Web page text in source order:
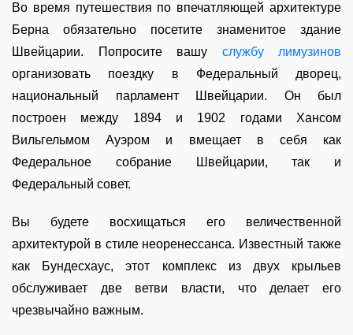
Во время путешествия по впечатляющей архитектуре
Берна обязательно посетите знаменитое здание
Швейцарии. Попросите вашу службу лимузинов
организовать поездку в Федеральный дворец,
национальный парламент Швейцарии. Он был
построен между 1894 и 1902 годами Хансом
Вильгельмом Ауэром и вмещает в себя как
Федеральное собрание Швейцарии, так и
Федеральный совет.
Вы будете восхищаться его величественной
архитектурой в стиле неоренессанса. Известный также
как Бундесхаус, этот комплекс из двух крыльев
обслуживает две ветви власти, что делает его
чрезвычайно важным.